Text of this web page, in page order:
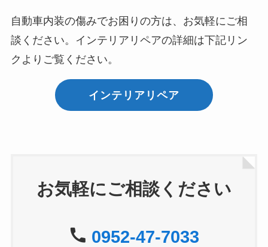
自動車内装の傷みでお困りの方は、お気軽にご相
談ください。インテリアリペアの詳細は下記リン
クよりご覧ください。
インテリアリペア
お気軽にご相談ください
0952-47-7033